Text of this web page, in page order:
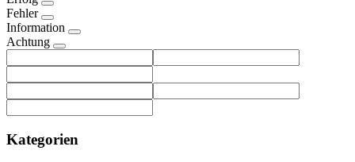
Fehler
Information
Achtung
Kategorien